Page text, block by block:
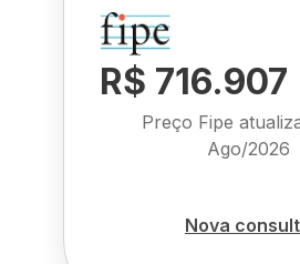
R$ 716.907
Preço Fipe
Ago/2026
Nova